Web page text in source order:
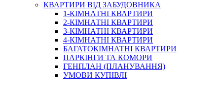
КВАРТИРИ ВІД ЗАБУДОВНИКА
1-КІМНАТНІ КВАРТИРИ
2-КІМНАТНІ КВАРТИРИ
3-КІМНАТНІ КВАРТИРИ
4-КІМНАТНІ КВАРТИРИ
БАГАТОКІМНАТНІ КВАРТИРИ
ПАРКІНГИ ТА КОМОРИ
ГЕНПЛАН (ПЛАНУВАННЯ)
УМОВИ КУПІВЛІ